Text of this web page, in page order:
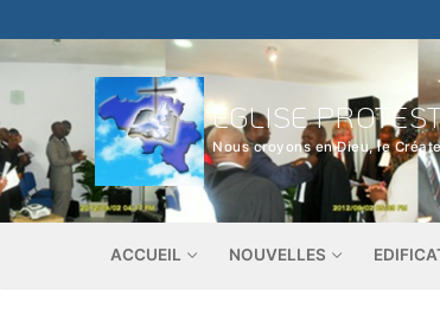
au
EGLISE
Nous croyons en Dieu, le
ACCUEIL NOUVELLES